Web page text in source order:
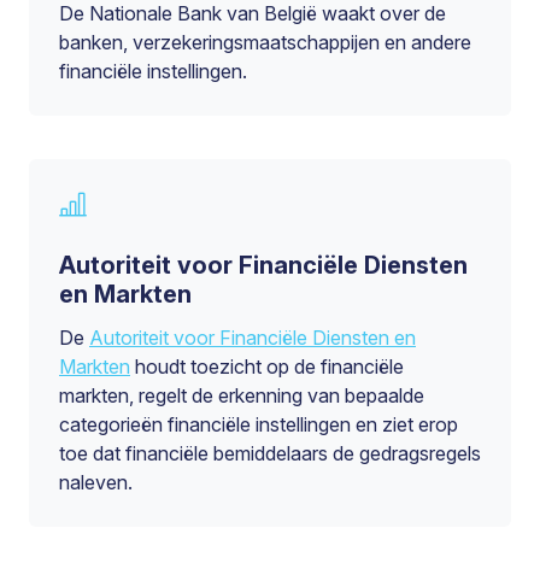
De Nationale Bank van België waakt over de
banken, verzekeringsmaatschappijen en andere
financiële instellingen.
Autoriteit voor Financiële Diensten
en Markten
De Autoriteit voor Financiële Diensten en
Markten houdt toezicht op de financiële
markten, regelt de erkenning van bepaalde
categorieën financiële instellingen en ziet erop
toe dat financiële bemiddelaars de gedragsregels
naleven.